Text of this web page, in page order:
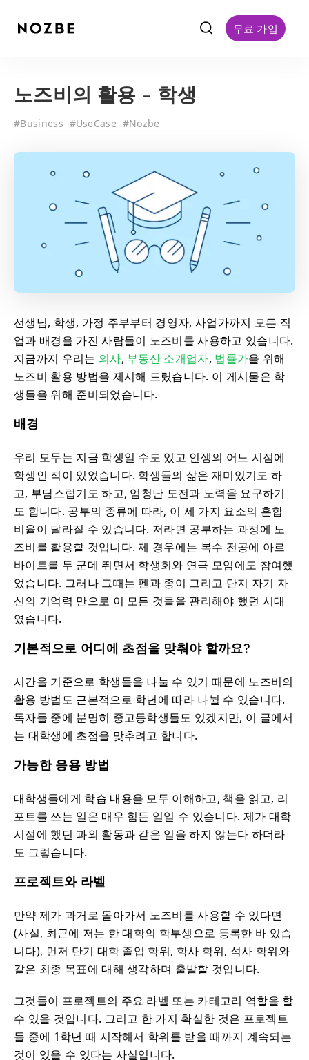
f 무료 가입
노즈비의 활용 - 학생
#Business #UseCase #Nozbe
선생님, 학생, 가정 주부부터 경영자, 사업가까지 모든 직
업과 배경을 가진 사람들이 노즈비를 사용하고 있습니다.
지금까지 우리는 의사, 부동산 소개업자, 법률가을 위해
노즈비 활용 방법을 제시해 드렸습니다. 이 게시물은 학
생들을 위해 준비되었습니다.
배경
우리 모두는 지금 학생일 수도 있고 인생의 어느 시점에
학생인 적이 있었습니다. 학생들의 삶은 재미있기도 하
고, 부담스럽기도 하고, 엄청난 도전과 노력을 요구하기
도 합니다. 공부의 종류에 따라, 이 세 가지 요소의 혼합
비율이 달라질 수 있습니다. 저라면 공부하는 과정에 노
즈비를 활용할 것입니다. 제 경우에는 복수 전공에 아르
바이트를 두 군데 뛰면서 학생회와 연극 모임에도 참여했
었습니다. 그러나 그때는 펜과 종이 그리고 단지 자기 자
신의 기억력 만으로 이 모든 것들을 관리해야 했던 시대
였습니다.
기본적으로 어디에 초점을 맞춰야 할까요?
시간을 기준으로 학생들을 나눌 수 있기 때문에 노즈비의
활용 방법도 근본적으로 학년에 따라 나뉠 수 있습니다.
독자들 중에 분명히 중고등학생들도 있겠지만, 이 글에서
는 대학생에 초점을 맞추려고 합니다.
가능한 응용 방법
대학생들에게 학습 내용을 모두 이해하고, 책을 읽고, 리
포트를 쓰는 일은 매우 힘든 일일 수 있습니다. 제가 대학
시절에 했던 과외 활동과 같은 일을 하지 않는다 하더라
도 그렇습니다.
프로젝트와 라벨
만약 제가 과거로 돌아가서 노즈비를 사용할 수 있다면
(사실, 최근에 저는 한 대학의 학부생으로 등록한 바 있습
니다), 먼저 단기 대학 졸업 학위, 학사 학위, 석사 학위와
같은 최종 목표에 대해 생각하며 출발할 것입니다.
그것들이 프로젝트의 주요 라벨 또는 카테고리 역할을 할
수 있을 것입니다. 그리고 한 가지 확실한 것은 프로젝트
들 중에 1학년 때 시작해서 학위를 받을 때까지 계속되는
것이 있을 수 있다는 사실입니다.